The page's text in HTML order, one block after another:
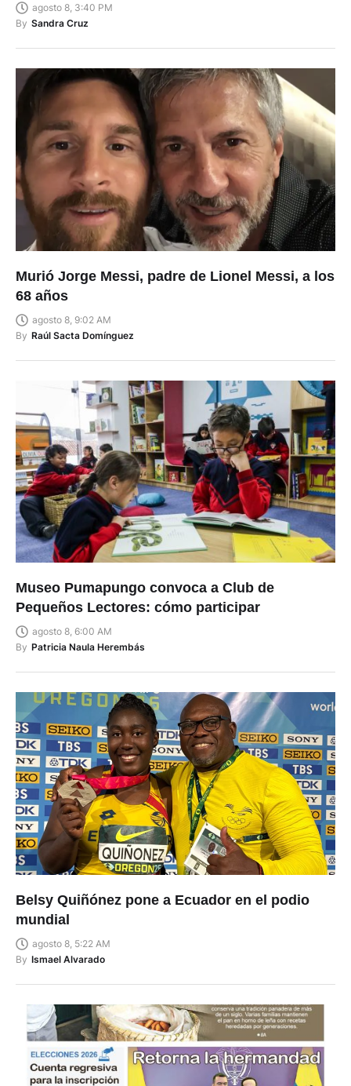
agosto 8, 3:40 PM
By Sandra Cruz
Murió Jorge Messi, padre de Lionel Messi, a los
68 años
agosto 8, 9:02 AM
By Raúl Sacta Domínguez
Museo Pumapungo convoca a Club de
Pequeños Lectores: cómo participar
agosto 8, 6:00 AM
By Patricia Naula Herembás
Belsy Quiñónez pone a Ecuador en el podio
mundial
agosto 8, 5:22 AM
By Ismael Alvarado